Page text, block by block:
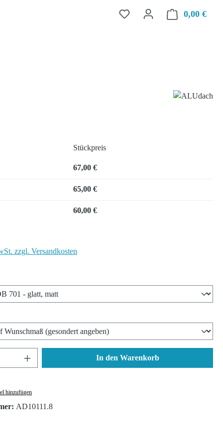
0,00 €
Stückpreis
67,00 €
65,00 €
60,00 €
zzgl. Versandkosten
Gib den gewünschten Wert ein oder
In den Warenkorb
hinzufügen
AD10111.8